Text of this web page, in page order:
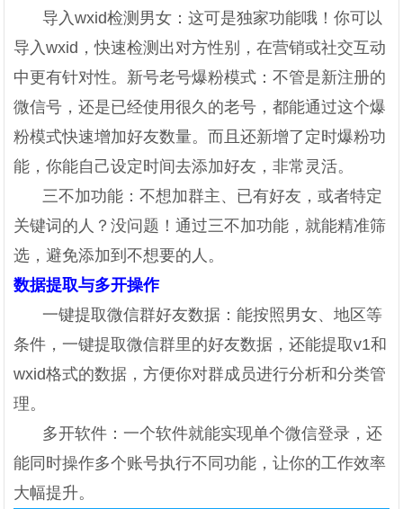
导入wxid检测男女：这可是独家功能哦！你可以
导入wxid，快速检测出对方性别，在营销或社交互动
中更有针对性。新号老号爆粉模式：不管是新注册的
微信号，还是已经使用很久的老号，都能通过这个爆
粉模式快速增加好友数量。而且还新增了定时爆粉功
能，你能自己设定时间去添加好友，非常灵活。
三不加功能：不想加群主、已有好友，或者特定
关键词的人？没问题！通过三不加功能，就能精准筛
选，避免添加到不想要的人。
数据提取与多开操作
一键提取微信群好友数据：能按照男女、地区等
条件，一键提取微信群里的好友数据，还能提取v1和
wxid格式的数据，方便你对群成员进行分析和分类管
理。
多开软件：一个软件就能实现单个微信登录，还
能同时操作多个账号执行不同功能，让你的工作效率
大幅提升。